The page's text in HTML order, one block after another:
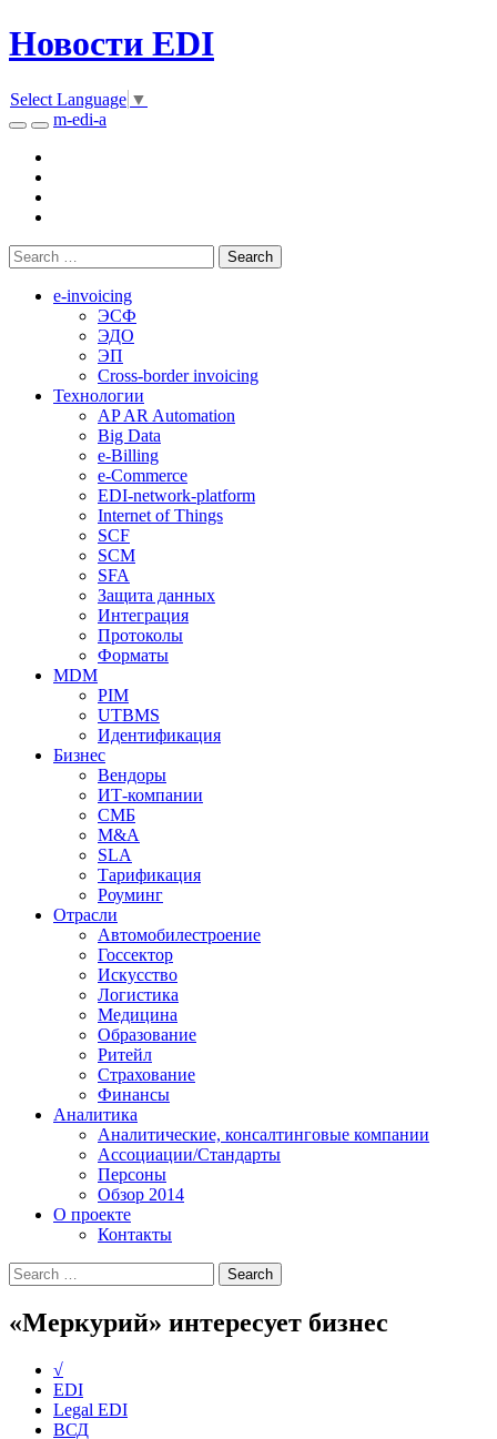
Новости EDI
Select Language ▼
m-edi-a
e-invoicing
ЭСФ
ЭДО
ЭП
Cross-border invoicing
Технологии
AP AR Automation
Big Data
e-Billing
e-Commerce
EDI-network-platform
Internet of Things
SCF
SCM
SFA
Защита данных
Интеграция
Протоколы
Форматы
MDM
PIM
UTBMS
Идентификация
Бизнес
Вендоры
ИТ-компании
СМБ
M&A
SLA
Тарификация
Роуминг
Отрасли
Автомобилестроение
Госсектор
Искусство
Логистика
Медицина
Образование
Ритейл
Страхование
Финансы
Аналитика
Аналитические, консалтинговые компании
Ассоциации/Стандарты
Персоны
Обзор 2014
О проекте
Контакты
«Меркурий» интересует бизнес
√
EDI
Legal EDI
ВСД